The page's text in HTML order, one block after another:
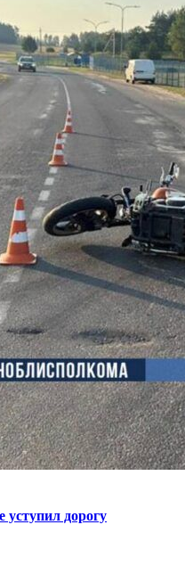
дорогу